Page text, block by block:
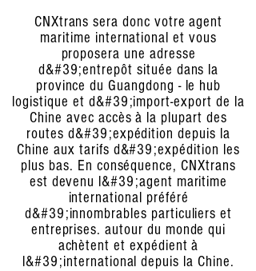
CNXtrans sera donc votre agent
maritime international et vous
proposera une adresse
d&#39;entrepôt située dans la
province du Guangdong - le hub
logistique et d&#39;import-export de la
Chine avec accès à la plupart des
routes d&#39;expédition depuis la
Chine aux tarifs d&#39;expédition les
plus bas. En conséquence, CNXtrans
est devenu l&#39;agent maritime
international préféré
d&#39;innombrables particuliers et
entreprises. autour du monde qui
achètent et expédient à
l&#39;international depuis la Chine.